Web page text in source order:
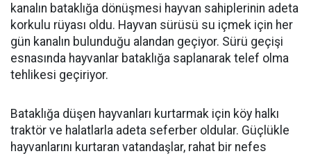
kanalın bataklığa dönüşmesi hayvan sahiplerinin adeta
korkulu rüyası oldu. Hayvan sürüsü su içmek için her
gün kanalın bulunduğu alandan geçiyor. Sürü geçişi
esnasında hayvanlar bataklığa saplanarak telef olma
tehlikesi geçiriyor.
Bataklığa düşen hayvanları kurtarmak için köy halkı
traktör ve halatlarla adeta seferber oldular. Güçlükle
hayvanlarını kurtaran vatandaşlar, rahat bir nefes